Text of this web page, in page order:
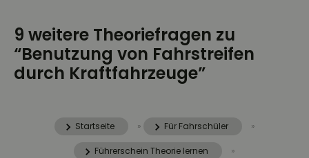
9 weitere Theoriefragen zu
“Benutzung von Fahrstreifen
durch Kraftfahrzeuge”
Startseite » Für Fahrschüler »
Führerschein Theorie lernen »